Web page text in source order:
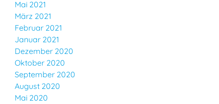
Mai 2021
März 2021
Februar 2021
Januar 2021
Dezember 2020
Oktober 2020
September 2020
August 2020
Mai 2020